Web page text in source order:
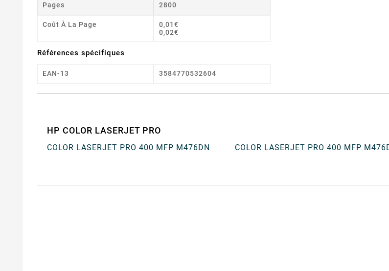
Pages 2800
Coût À La Page
0,01€
0,02€
Références spécifiques
EAN-13 3584770532604
HP COLOR LASERJET PRO
COLOR LASERJET PRO 400 MFP M476DN COLOR LASERJET PRO 400 MFP